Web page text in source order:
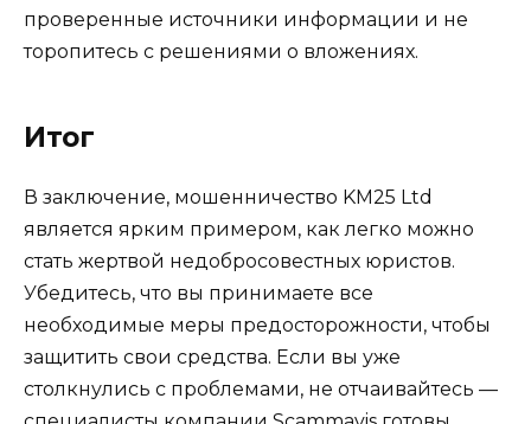
проверенные источники информации и не
торопитесь с решениями о вложениях.
Итог
В заключение, мошенничество KM25 Ltd
является ярким примером, как легко можно
стать жертвой недобросовестных юристов.
Убедитесь, что вы принимаете все
необходимые меры предосторожности, чтобы
защитить свои средства. Если вы уже
столкнулись с проблемами, не отчаивайтесь —